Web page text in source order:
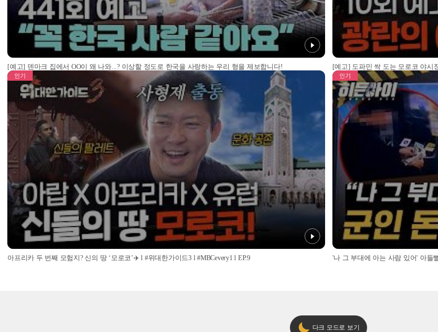
[예고] 덴마크 집에서 OO이 왜 나와...? 이상할 정도로 한국을 사랑하는 우리 형을 제보합니다! [예고] 도파민 싹 도는 모로코 야시
인기
아프리카 두 번째 모험지? 신의 땅 ‘모로코’✈️ l #위대한가이드3 l #MBCevery1 l EP.9
인기
'나 그 부대에 아는 사람 있어' 아들
다크 모드로 보기